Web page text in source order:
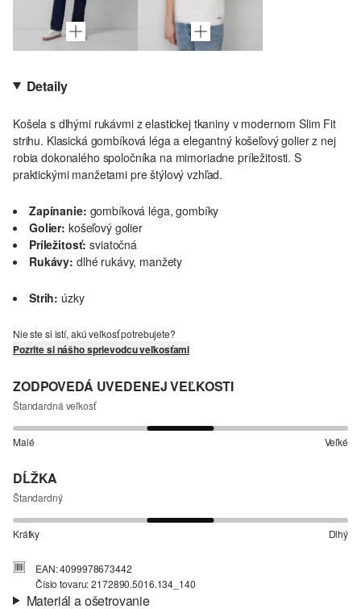
Detaily
Košela s dlhými rukávmi z elastickej tkaniny v modernom Slim Fit
strihu. Klasická gombíková léga a elegantný košeľový golier z nej
robia dokonalého spoločníka na mimoriadne príležitosti. S
praktickými manžetami pre štýlový vzhľad.
Zapínanie: gombíková léga, gombíky
Golier: košeľový golier
Príležitosť: sviatočná
Rukávy: dlhé rukávy, manžety
Strih: úzky
Nie ste si istí, akú veľkosť potrebujete?
Pozrite si nášho sprievodcu veľkosťami
ZODPOVEDÁ UVEDENEJ VEĽKOSTI
Štandardná veľkosť
Malé Veľké
DĹŽKA
Štandardný
Krátky Dlhý
EAN: 4099978673442
Číslo tovaru: 2172890.5016.134_140
Materiál a ošetrovanie